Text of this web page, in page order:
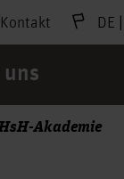
Kontakt DE |
uns
Akademie